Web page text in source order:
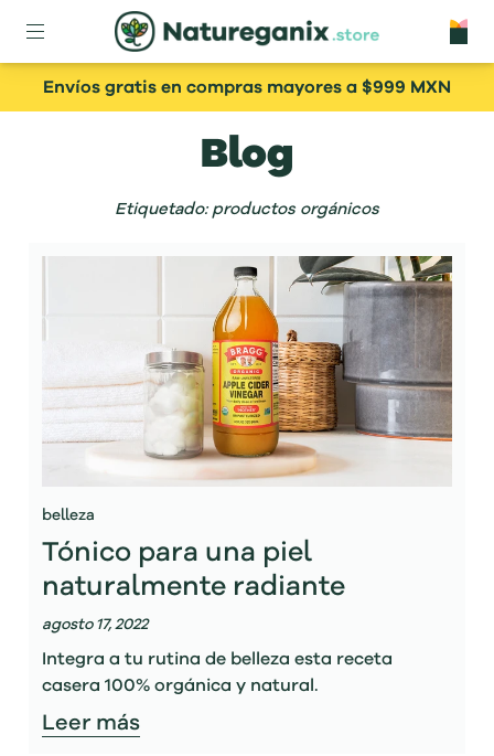
Envíos gratis en compras mayores a $999 MXN
Blog
Etiquetado: productos orgánicos
belleza
Tónico para una piel
naturalmente radiante
agosto 17, 2022
Integra a tu rutina de belleza esta receta
casera 100% orgánica y natural.
Leer más